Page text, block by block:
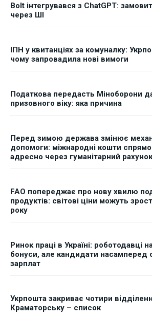
Bolt інтегрувався з ChatGPT:
через ШІ
ІПН у квитанціях за комуналку:
чому запровадила нові вимоги
Податкова передасть Міноборони
призовного віку: яка причина
Перед зимою держава змінює
допомоги: міжнародні кошти
адресно через гуманітарний рахунок
FAO попереджає про нову хвилю
продуктів: світові ціни можуть
року
Ринок праці в Україні: роботодавці
бонуси, але кандидати насамперед
зарплат
Укрпошта закриває чотири
Краматорську – список